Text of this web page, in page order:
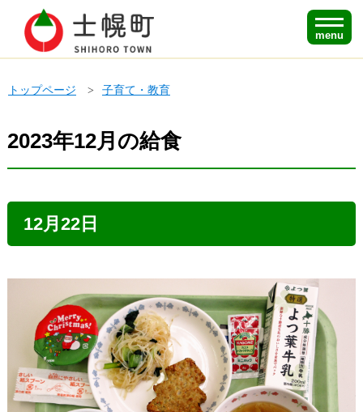
menu
トップページ 子育て・教育
2023年12月の給食
12月22日